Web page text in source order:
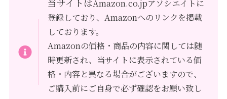
Amazon.co.jpアソシエイトに
登録しており、Amazonへのリンクを掲載
しております。
Amazonの価格・商品の内容に関しては随
時更新され、当サイトに表示されている価
格・内容と異なる場合がございますので、
ご購入前にご自身で必ず確認をお願い致し